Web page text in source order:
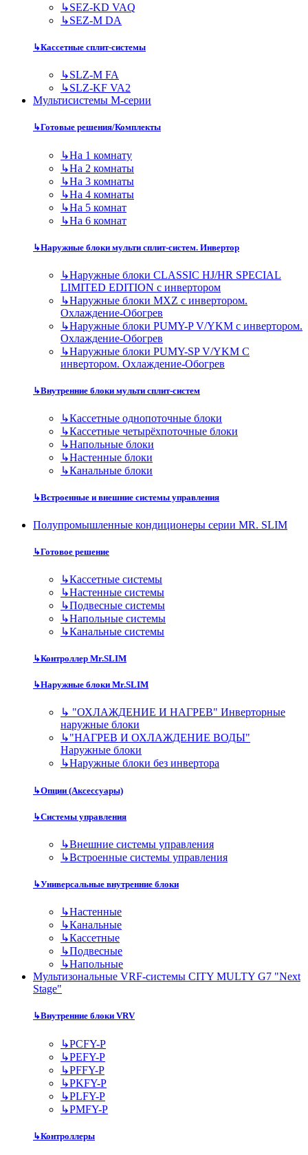
↳SEZ-KD VAQ
↳SEZ-M DA
↳Кассетные сплит-системы
↳SLZ-M FA
↳SLZ-KF VA2
Мультисистемы M-серии
↳Готовые решения/Комплекты
↳На 1 комнату
↳На 2 комнаты
↳На 3 комнаты
↳На 4 комнаты
↳На 5 комнат
↳На 6 комнат
↳Наружные блоки мульти сплит-систем. Инвертор
↳Наружные блоки CLASSIC HJ/HR SPECIAL
LIMITED EDITION с инвертором
↳Наружные блоки MXZ с инвертором.
Охлаждение-Обогрев
↳Наружные блоки PUMY-P V/YKM с инвертором.
Охлаждение-Обогрев
↳Наружные блоки PUMY-SP V/YKM С
инвертором. Охлаждение-Обогрев
↳Внутренние блоки мульти сплит-систем
↳Кассетные однопоточные блоки
↳Кассетные четырёхпоточные блоки
↳Напольные блоки
↳Настенные блоки
↳Канальные блоки
↳Встроенные и внешние системы управления
Полупромышленные кондиционеры серии MR. SLIM
↳Готовое решение
↳Кассетные системы
↳Настенные системы
↳Подвесные системы
↳Напольные системы
↳Канальные системы
↳Контроллер Mr.SLIM
↳Наружные блоки Mr.SLIM
↳ "ОХЛАЖДЕНИЕ И НАГРЕВ" Инверторные
наружные блоки
↳"НАГРЕВ И ОХЛАЖДЕНИЕ ВОДЫ"
Наружные блоки
↳Наружные блоки без инвертора
↳Опции (Аксессуары)
↳Системы управления
↳Внешние системы управления
↳Встроенные системы управления
↳Универсальные внутренние блоки
↳Настенные
↳Канальные
↳Кассетные
↳Подвесные
↳Напольные
Мультизональные VRF-системы CITY MULTY G7 "Next
Stage"
↳Внутренние блоки VRV
↳PCFY-P
↳PEFY-P
↳PFFY-P
↳PKFY-P
↳PLFY-P
↳PMFY-P
↳Контроллеры